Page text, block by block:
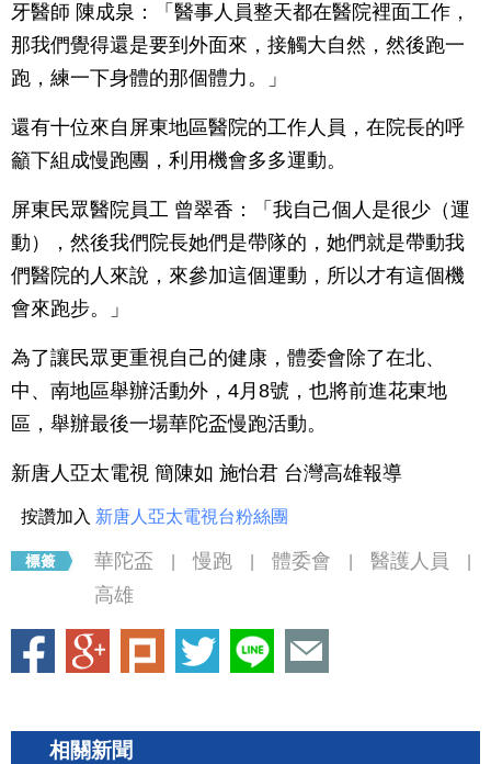
牙醫師 陳成泉：「醫事人員整天都在醫院裡面工作，
那我們覺得還是要到外面來，接觸大自然，然後跑一
跑，練一下身體的那個體力。」
還有十位來自屏東地區醫院的工作人員，在院長的呼
籲下組成慢跑團，利用機會多多運動。
屏東民眾醫院員工 曾翠香：「我自己個人是很少（運
動），然後我們院長她們是帶隊的，她們就是帶動我
們醫院的人來說，來參加這個運動，所以才有這個機
會來跑步。」
為了讓民眾更重視自己的健康，體委會除了在北、
中、南地區舉辦活動外，4月8號，也將前進花東地
區，舉辦最後一場華陀盃慢跑活動。
新唐人亞太電視 簡陳如 施怡君 台灣高雄報導
按讚加入 新唐人亞太電視台粉絲團
華陀盃 慢跑 體委會 醫護人員
高雄
相關新聞